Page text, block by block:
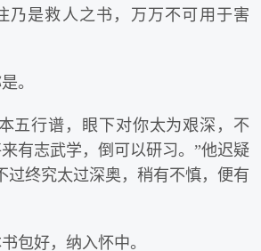
乃是救人之书，万万不可用于害
。
五行谱，眼下对你太为艰深，不
有志武学，倒可以研习。”他迟疑
过终究太过深奥，稍有不慎，便有
包好，纳入怀中。